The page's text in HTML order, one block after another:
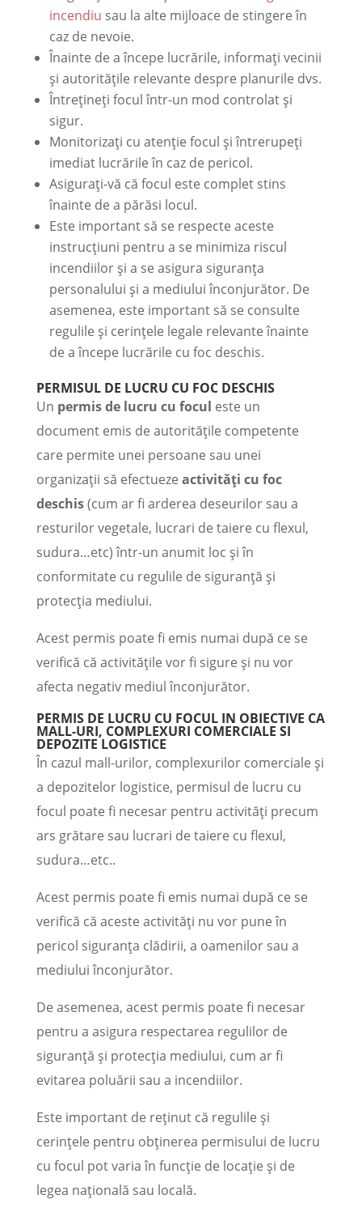
incendiu sau la alte mijloace de stingere în
caz de nevoie.
Înainte de a începe lucrările, informați vecinii
și autoritățile relevante despre planurile dvs.
Întrețineți focul într-un mod controlat și
sigur.
Monitorizați cu atenție focul și întrerupeți
imediat lucrările în caz de pericol.
Asigurați-vă că focul este complet stins
înainte de a părăsi locul.
Este important să se respecte aceste
instrucțiuni pentru a se minimiza riscul
incendiilor și a se asigura siguranța
personalului și a mediului înconjurător. De
asemenea, este important să se consulte
regulile și cerințele legale relevante înainte
de a începe lucrările cu foc deschis.
PERMISUL DE LUCRU CU FOC DESCHIS
Un permis de lucru cu focul este un
document emis de autoritățile competente
care permite unei persoane sau unei
organizații să efectueze activități cu foc
deschis(cum ar fi arderea deseurilor sau a
resturilor vegetale, lucrari de taiere cu flexul,
sudura…etc) într-un anumit loc și în
conformitate cu regulile de siguranță și
protecția mediului.
Acest permis poate fi emis numai după ce se
verifică că activitățile vor fi sigure și nu vor
afecta negativ mediul înconjurător.
PERMIS DE LUCRU CU FOCUL IN OBIECTIVE CA
MALL-URI, COMPLEXURI COMERCIALE SI
DEPOZITE LOGISTICE
În cazul mall-urilor, complexurilor comerciale și
a depozitelor logistice, permisul de lucru cu
focul poate fi necesar pentru activități precum
ars grătare sau lucrari de taiere cu flexul,
sudura…etc..
Acest permis poate fi emis numai după ce se
verifică că aceste activități nu vor pune în
pericol siguranța clădirii, a oamenilor sau a
mediului înconjurător.
De asemenea, acest permis poate fi necesar
pentru a asigura respectarea regulilor de
siguranță și protecția mediului, cum ar fi
evitarea poluării sau a incendiilor.
Este important de reținut că regulile și
cerințele pentru obținerea permisului de lucru
cu focul pot varia în funcție de locație și de
legea națională sau locală.